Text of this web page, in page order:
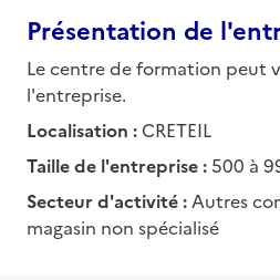
Présentation de
Le centre de formation peut
l'entreprise.
Localisation : CRETEIL
Taille de l'entreprise : 500 à
Secteur d'activité : Autres
magasin non spécialisé